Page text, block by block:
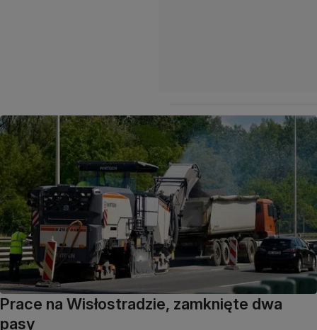
Prace na Wisłostradzie, zamknięte dwa
pasy